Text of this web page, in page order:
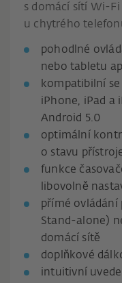
s domácí sítí Wi-
u chytrého
pohodlné
nebo tabletu
kompatibilní
iPhone, iPad a
Android 5.0
optimální
o stavu
funkce
libovolně
přímé
Stand-alone)
domácí sítě
doplňkové
intuitivní